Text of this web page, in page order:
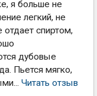
я больше не
легкий, не
спиртом,
дубовые
Пьется мягко,
Читать отзыв